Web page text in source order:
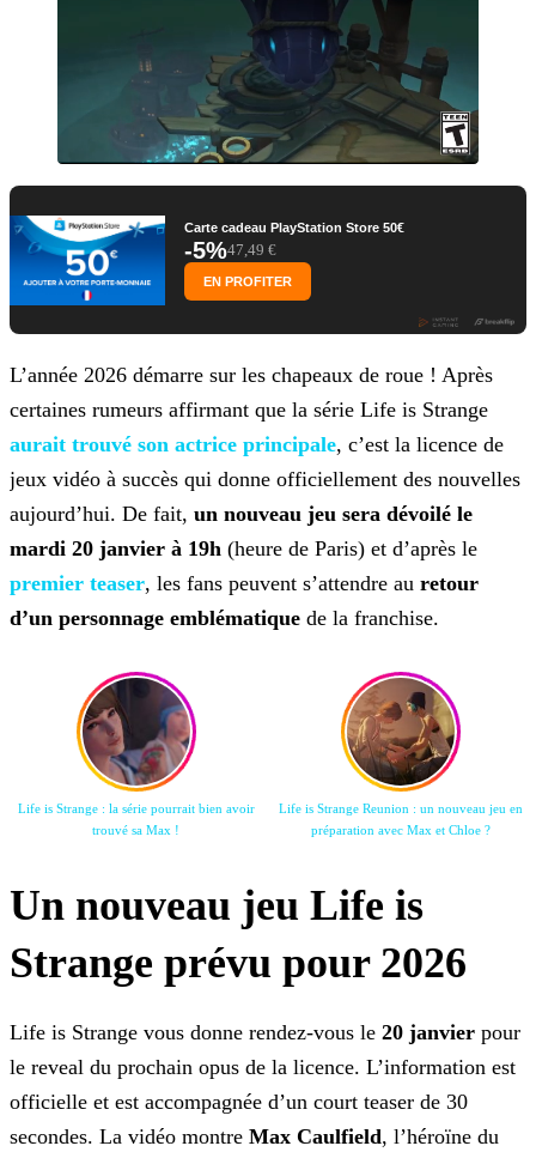
Carte cadeau PlayStation Store 50€
-5%47,49 €
EN PROFITER
L’année 2026 démarre sur les chapeaux de roue ! Après
certaines rumeurs affirmant que la série Life is Strange
aurait trouvé son actrice principale, c’est la licence de
jeux vidéo à succès qui donne officiellement des nouvelles
aujourd’hui. De fait, un nouveau jeu sera dévoilé le
mardi 20 janvier à 19h (heure de Paris) et d’après le
premier teaser, les fans peuvent s’attendre au retour
d’un personnage emblématique de la franchise.
Life is Strange : la série pourrait bien avoir
trouvé sa Max !
Life is Strange Reunion : un nouveau jeu en
préparation avec Max et Chloe ?
Un nouveau jeu Life is
Strange prévu pour 2026
Life is Strange vous donne rendez-vous le 20 janvier pour
le reveal du prochain opus de la licence. L’information est
officielle et est accompagnée d’un court teaser de 30
secondes. La vidéo montre Max Caulfield, l’héroïne du